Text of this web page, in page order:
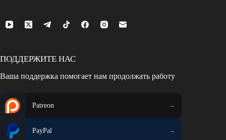
ПОДДЕРЖИТЕ НАС
Ваша поддержка помогает нам продолжать работу
Patreon
PayPal